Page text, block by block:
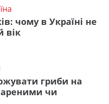
чому в Україні не
вік
гриби на
чи